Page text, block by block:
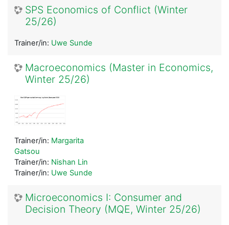
SPS Economics of Conflict (Winter
25/26)
Trainer/in: Uwe Sunde
Macroeconomics (Master in Economics,
Winter 25/26)
Trainer/in: Margarita
Gatsou
Trainer/in: Nishan Lin
Trainer/in: Uwe Sunde
Microeconomics I: Consumer and
Decision Theory (MQE, Winter 25/26)